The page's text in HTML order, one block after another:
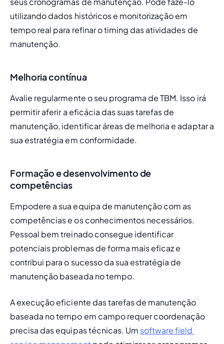
utilizando dados históricos e monitorização em
tempo real para refinar o timing das atividades de
manutenção.
Melhoria contínua
Avalie regularmente o seu programa de TBM. Isso irá
permitir aferir a eficácia das suas tarefas de
manutenção, identificar áreas de melhoria e adaptar a
sua estratégia em conformidade.
Formação e desenvolvimento de
competências
Empodere a sua equipa de manutenção com as
competências e os conhecimentos necessários.
Pessoal bem treinado consegue identificar
potenciais problemas de forma mais eficaz e
contribui para o sucesso da sua estratégia de
manutenção baseada no tempo.
A execução eficiente das tarefas de manutenção
baseada no tempo em campo requer coordenação
precisa das equipas técnicas. Um software field